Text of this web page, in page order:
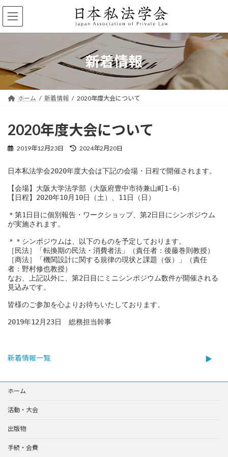
コ
テ
ン
ス
キ
ナ
ゲ
ー
ン
に
新着情報
ホーム 新着情報 2020年度大会について
2020年度大会について
2019年12月23日
最
更
新
日
時
:
2024年2月20日
日本私法学会2020年度大会は下記の会場・日程で開催されます。
【会場】大阪大学法学部（大阪府豊中市待兼山町1-6）
【日程】2020年10月10日（土）、11日（日）
＊第1日目に個別報告・ワークショップ、第2日目にシンポジウム
が実施されます。
＊＊シンポジウムは、以下のものを予定しております。
［民法］「転換期の民法・消費者法」（責任者：後藤巻則教授）
［商法］「機関設計に関する規律の現状と課題（仮）」（責任
者：野村修也教授）
なお、上記以外に、第2日目にミニシンポジウム数件が開催される
見込みです。
皆様のご参加を心よりお待ちいたしております。
2019年12月23日　総務担当幹事
新着情報一覧
ホーム
活動・大会
出版物
手続・会費